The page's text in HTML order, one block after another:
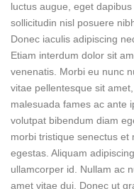
luctus augue, eget
sollicitudin nisl posuere
Donec iaculis adipiscing
Etiam interdum dolor sit
venenatis. Morbi eu nunc
vitae pellentesque sit
malesuada fames ac ante
volutpat bibendum diam
morbi tristique senectus
egestas. Aliquam
ullamcorper id. Nullam ac
amet vitae dui. Donec ut